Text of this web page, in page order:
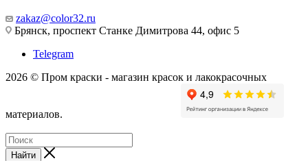
zakaz@color32.ru
Брянск, проспект Станке Димитрова 44, офис 5
Telegram
2026 © Пром краски - магазин красок и лакокрасочных
материалов.
Найти